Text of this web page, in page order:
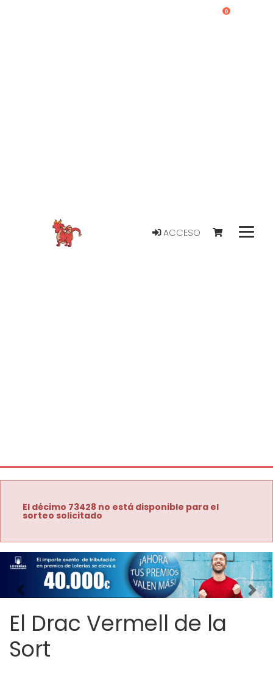
ACCESO
0
El décimo 73428 no está disponible para el
sorteo solicitado
Imagen anterior
El Drac Vermell de la
Sort